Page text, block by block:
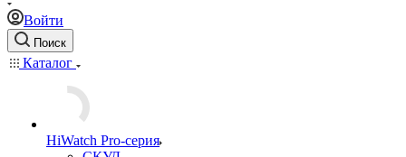
Войти
Поиск
Каталог
HiWatch Pro-серия